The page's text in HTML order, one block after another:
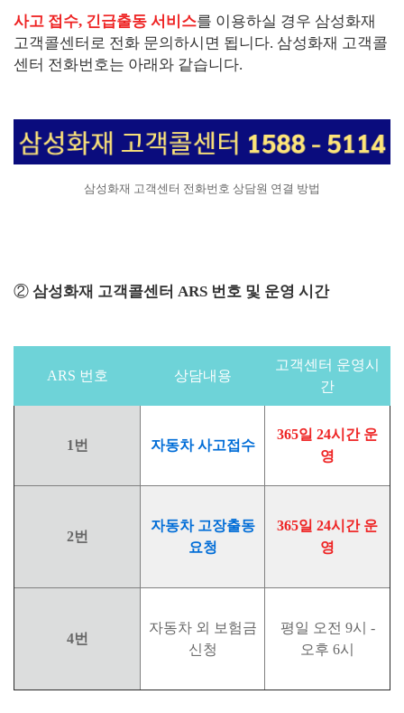
사고 접수, 긴급출동 서비스를 이용하실 경우 삼성화재
고객콜센터로 전화 문의하시면 됩니다. 삼성화재 고객콜
센터 전화번호는 아래와 같습니다.
삼성화재 고객센터 전화번호 상담원 연결 방법
② 삼성화재 고객콜센터 ARS 번호 및 운영 시간
ARS 번호 상담내용
고객센터 운영시
간
1번 자동차 사고접수
365일 24시간 운
영
2번
자동차 고장출동
요청
365일 24시간 운
영
4번
자동차 외 보험금
신청
평일 오전 9시 -
오후 6시